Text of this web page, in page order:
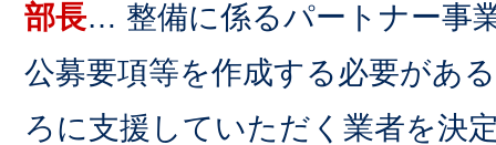
部長… 整備に係るパートナー事
公募要項等を作成する必要があ
ろに支援していただく業者を決